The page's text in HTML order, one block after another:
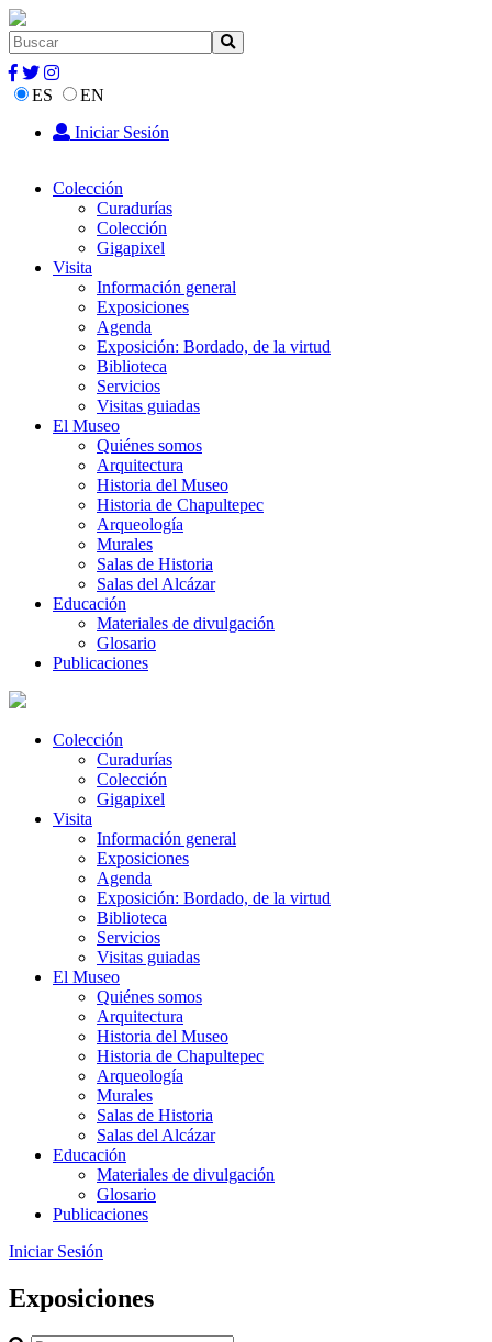
ES
EN
Iniciar Sesión
Colección
Curadurías
Colección
Gigapixel
Visita
Información general
Exposiciones
Agenda
Exposición: Bordado, de la virtud
Biblioteca
Servicios
Visitas guiadas
El Museo
Quiénes somos
Arquitectura
Historia del Museo
Historia de Chapultepec
Arqueología
Murales
Salas de Historia
Salas del Alcázar
Educación
Materiales de divulgación
Glosario
Publicaciones
Colección
Curadurías
Colección
Gigapixel
Visita
Información general
Exposiciones
Agenda
Exposición: Bordado, de la virtud
Biblioteca
Servicios
Visitas guiadas
El Museo
Quiénes somos
Arquitectura
Historia del Museo
Historia de Chapultepec
Arqueología
Murales
Salas de Historia
Salas del Alcázar
Educación
Materiales de divulgación
Glosario
Publicaciones
Iniciar Sesión
Exposiciones